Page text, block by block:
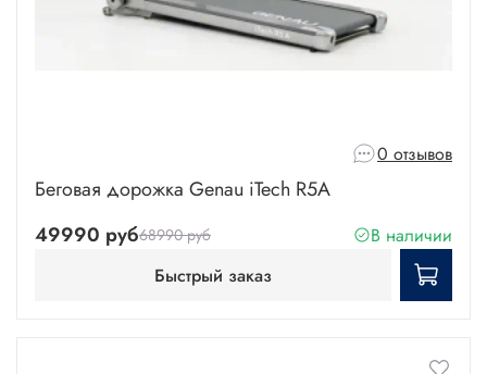
0 отзывов
Беговая дорожка Genau iTech R5A
49990 руб68990 руб
В наличии
Быстрый заказ